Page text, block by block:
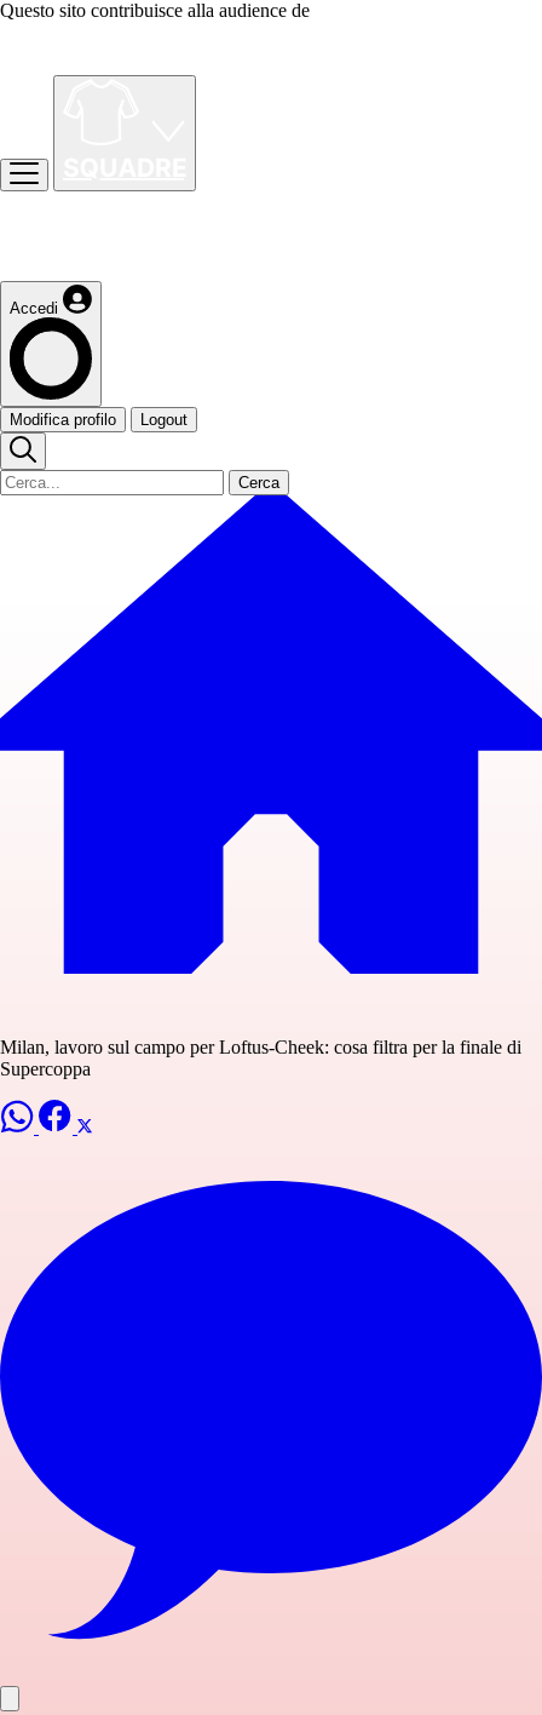
Questo sito contribuisce alla audience de
Accedi
Modifica profilo Logout
Cerca
Milan, lavoro sul campo per Loftus-Cheek: cosa filtra per la finale di
Supercoppa